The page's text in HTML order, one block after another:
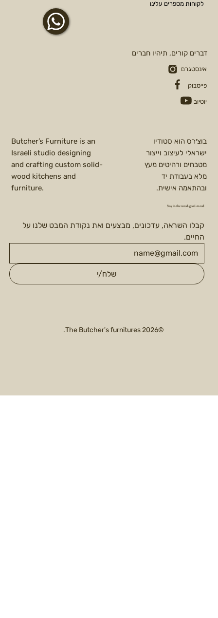
לקוחות מספרים עלינו
דברים קורים, תיהיו חברים
אינסטגרם
פייסבוק
יוטיוב
Butcher’s Furniture is an
Israeli studio designing
and crafting custom solid-
wood kitchens and
furniture.
בוצ׳רס הוא סטודיו
ישראלי לעיצוב וייצור
מטבחים ורהיטים מעץ
מלא בעבודת יד
ובהתאמה אישית.
Stay in the wood-good-mood
החיים.
שלח/י
©2026 The Butcher's furnitures.